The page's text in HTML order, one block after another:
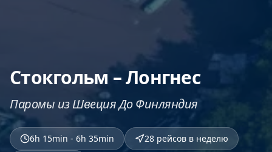
Стокгольм – Лонгнес
Паромы из Швеция До Финляндия
6h 15min - 6h 35min
28 рейсов в неделю